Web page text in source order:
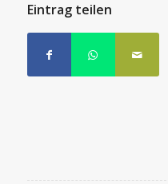
Eintrag teilen